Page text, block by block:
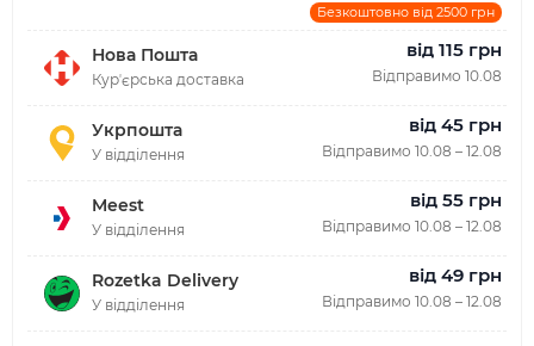
Безкоштовно від 2500 грн
Нова Пошта
Курʼєрська доставка
від 115 грн
Відправимо 10.08
Укрпошта
У відділення
від 45 грн
Відправимо 10.08 – 12.08
Meest
У відділення
від 55 грн
Відправимо 10.08 – 12.08
Rozetka Delivery
У відділення
від 49 грн
Відправимо 10.08 – 12.08